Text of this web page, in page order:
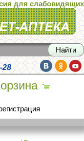
для слабовидящих
28